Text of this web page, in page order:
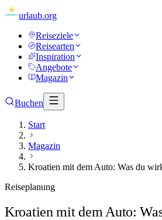
urlaub.org
Reiseziele
Reisearten
Inspiration
Angebote
Magazin
Buchen
Start
Magazin
Kroatien mit dem Auto: Was du
Reiseplanung
Kroatien mit dem Auto: